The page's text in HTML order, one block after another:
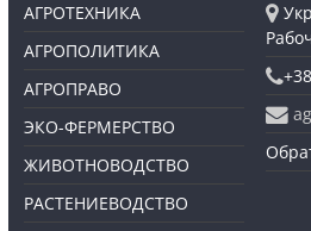
АГРОТЕХНИКА
АГРОПОЛИТИКА
АГРОПРАВО
ЭКО-ФЕРМЕРСТВО
ЖИВОТНОВОДСТВО
РАСТЕНИЕВОДСТВО